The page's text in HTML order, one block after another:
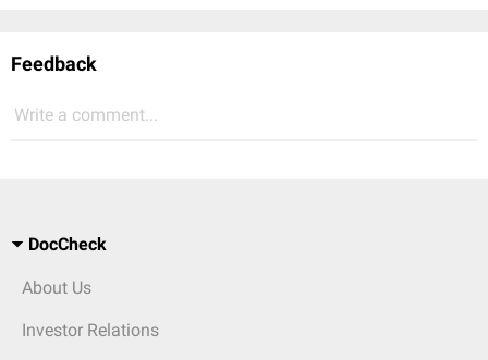
Feedback
Write a comment...
DocCheck
About Us
Investor Relations